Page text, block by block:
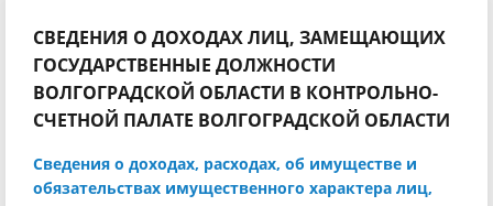
СВЕДЕНИЯ О ДОХОДАХ ЛИЦ, ЗАМЕЩАЮЩИХ
ГОСУДАРСТВЕННЫЕ ДОЛЖНОСТИ
ВОЛГОГРАДСКОЙ ОБЛАСТИ В КОНТРОЛЬНО-
СЧЕТНОЙ ПАЛАТЕ ВОЛГОГРАДСКОЙ ОБЛАСТИ
Сведения о доходах, расходах, об имуществе и
обязательствах имущественного характера лиц,